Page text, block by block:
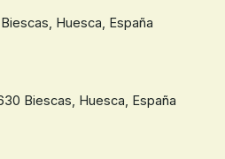
Huesca, España
Biescas, Huesca, España